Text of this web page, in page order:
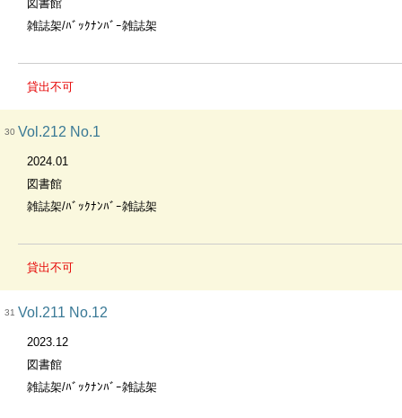
図書館
雑誌架/ﾊﾞｯｸﾅﾝﾊﾞｰ雑誌架
貸出不可
30 Vol.212 No.1
2024.01
図書館
雑誌架/ﾊﾞｯｸﾅﾝﾊﾞｰ雑誌架
貸出不可
31 Vol.211 No.12
2023.12
図書館
雑誌架/ﾊﾞｯｸﾅﾝﾊﾞｰ雑誌架